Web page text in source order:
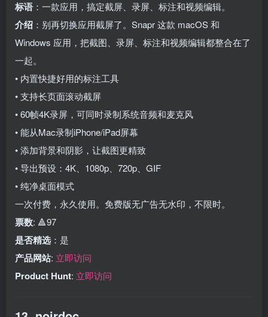
标语 ：一款应用，搞定截屏、录屏、标注和视频编辑。
介绍 ：别再切换应用截屏了。Snapr 这款 macOS 和
Windows 应用，把截图、录屏、标注和视频编辑都整合在了
一起。
• 内置快捷好用的标注工具
• 支持长页面滚动截屏
• 60帧4K录屏，可同时录制系统音频和麦克风
• 能从Mac录制iPhone/iPad屏幕
• 添加背景和阴影，让截图更精致
• 导出预设：4K、1080p、720p、GIF
• 纯净桌面模式
一次付费，永久使用。免费版无广告无水印，不限时。
票数: 🔺97
是否精选 ：是
产品网站: 立即访问
Product Hunt: 立即访问